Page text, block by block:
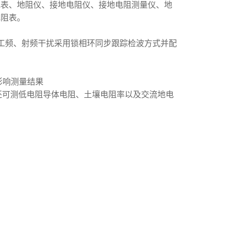
地阻仪、接地电阻仪、接地电阻测量仪、地
表。
、射频干扰采用锁相环同步跟踪检波方式并配
测量结果
低电阻导体电阻、土壤电阻率以及交流地电